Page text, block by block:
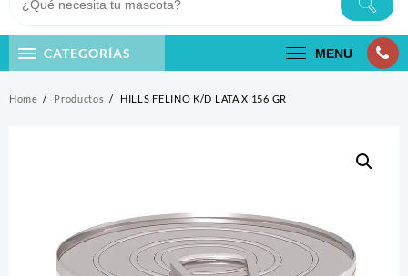
CATEGORÍAS MENU
Home Productos HILLS FELINO K/D LATA X 156 GR